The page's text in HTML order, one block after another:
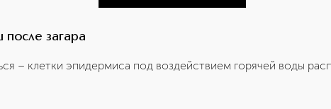
загара
– клетки эпидермиса под воздействием горячей воды